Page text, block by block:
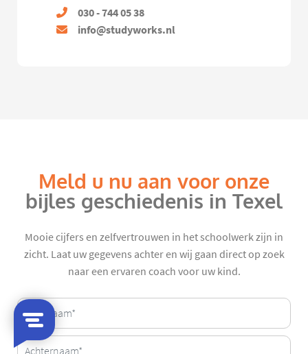
030 - 744 05 38
info@studyworks.nl
Meld u nu aan voor onze
bijles geschiedenis in Texel
Mooie cijfers en zelfvertrouwen in het schoolwerk zijn in
zicht. Laat uw gegevens achter en wij gaan direct op zoek
naar een ervaren coach voor uw kind.